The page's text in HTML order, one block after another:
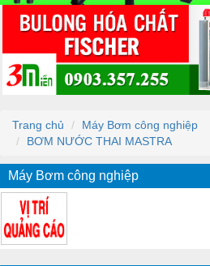
Trang chủ
Máy Bơm công nghiệp
BƠM NƯỚC THAI MASTRA
Máy Bơm công nghiệp